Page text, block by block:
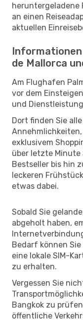
heruntergeladene
an einen
aktuellen
Informationen
de Mallorca
Am Flughafen
vor dem
und
Dort finden Sie
exklusivem
über letzte Minute
Bestseller bis hin
leckeren
etwas dabei.
Sobald Sie
abgeholt haben,
Bedarf können
eine lokale SIM-
zu erhalten.
Vergessen Sie
Bangkok zu
öffentliche